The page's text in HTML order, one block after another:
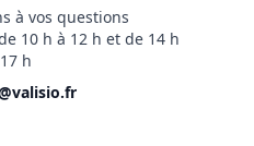
à vos questions
10 h à 12 h et de 14 h
h